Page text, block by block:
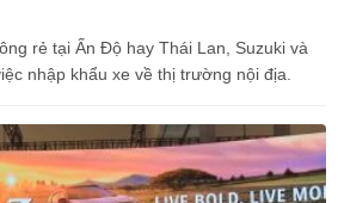
rẻ tại Ấn Độ hay Thái Lan, Suzuki và
nhập khẩu xe về thị trường nội địa.